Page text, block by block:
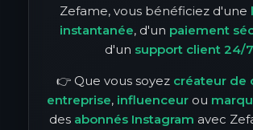
Zefame, vous bénéficiez d'une
instantanée, d'un paiement
d'un support client 24/7
👉 Que vous soyez créateur de
entreprise, influenceurou
des abonnés Instagram avec